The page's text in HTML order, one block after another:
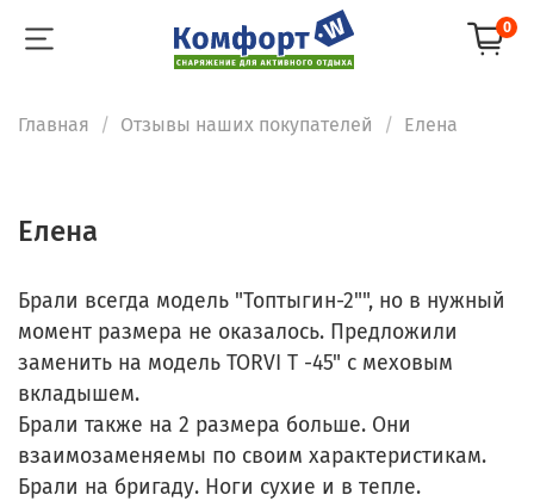
0
Главная Отзывы наших покупателей Елeнa
Елeнa
Брали всегда модель "Топтыгин-2"", но в нужный
момент размера не оказалось. Предложили
заменить на модель TORVI T -45" с меховым
вкладышем.
Брали также на 2 размера больше. Они
взаимозаменяемы по своим характеристикам.
Брали на бригаду. Ноги сухие и в тепле.